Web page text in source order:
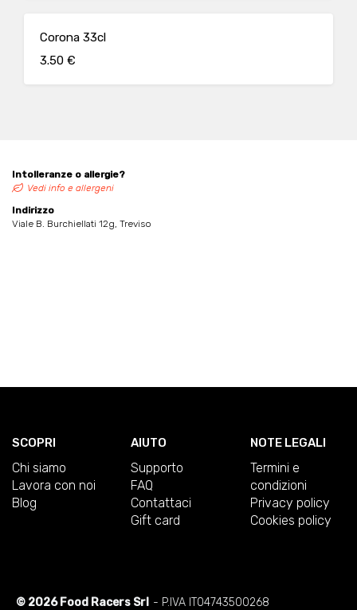
Corona 33cl
3.50 €
Intolleranze o allergie?
Vedi info e allergeni
Indirizzo
Viale B. Burchiellati 12g, Treviso
SCOPRI
Chi siamo
Lavora con noi
Blog
AIUTO
Supporto
FAQ
Contattaci
Gift card
NOTE LEGALI
Termini e
condizioni
Privacy policy
Cookies policy
© 2026 Food Racers Srl - P.IVA IT04743500268